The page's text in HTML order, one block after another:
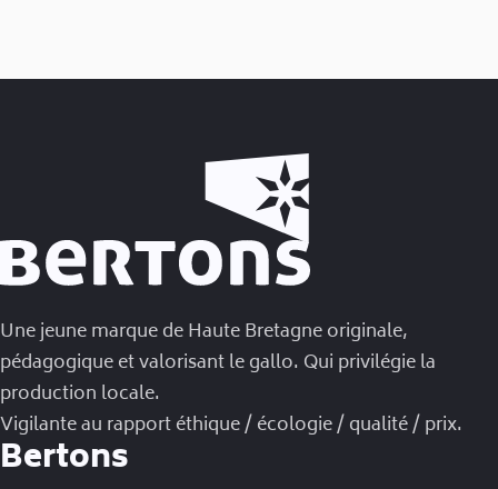
Une jeune marque de Haute Bretagne originale,
pédagogique et valorisant le gallo. Qui privilégie la
production locale.
Vigilante au rapport éthique / écologie / qualité / prix.
Bertons